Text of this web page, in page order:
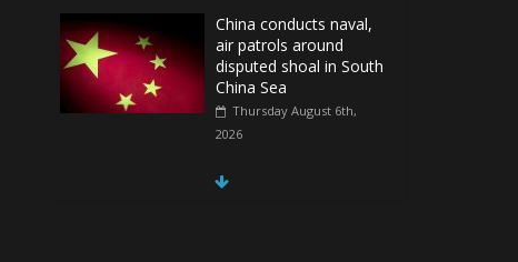
China conducts naval,
air patrols around
disputed shoal in South
China Sea
Thursday August 6th,
2026
Spain Regains Control